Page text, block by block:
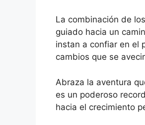
La combinación de
guiado hacia un
instan a confiar en el
cambios que se
Abraza la aventura
es un poderoso
hacia el crecimiento